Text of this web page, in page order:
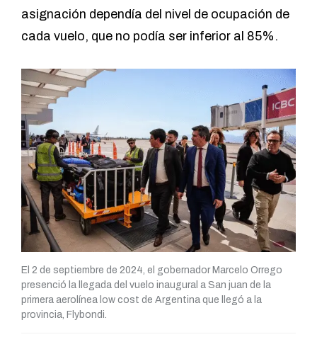
asignación dependía del nivel de ocupación de
cada vuelo, que no podía ser inferior al 85%.
El 2 de septiembre de 2024, el gobernador Marcelo Orrego
presenció la llegada del vuelo inaugural a San juan de la
primera aerolínea low cost de Argentina que llegó a la
provincia, Flybondi.